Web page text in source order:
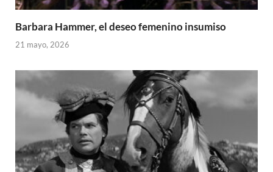
Barbara Hammer, el deseo femenino insumiso
21 mayo, 2026